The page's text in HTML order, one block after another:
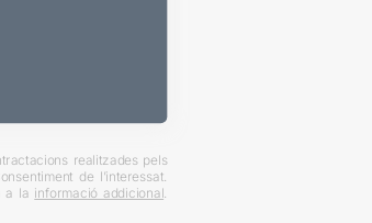
realitzades pels
de l’interessat.
a la informació addicional